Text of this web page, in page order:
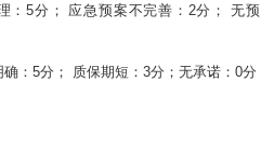
：5分； 应急预案不完善：2分； 无预
确：5分； 质保期短：3分；无承诺：0分